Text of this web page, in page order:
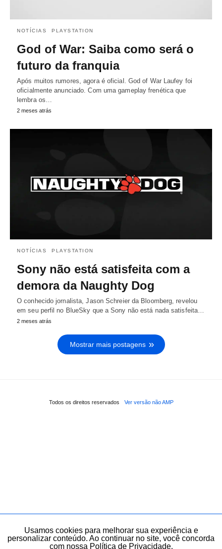
NOTÍCIAS PLAYSTATION
God of War: Saiba como será o
futuro da franquia
Após muitos rumores, agora é oficial. God of War Laufey foi
oficialmente anunciado. Com uma gameplay frenética que
lembra os…
2 meses atrás
NOTÍCIAS PLAYSTATION
Sony não está satisfeita com a
demora da Naughty Dog
O conhecido jornalista, Jason Schreier da Bloomberg, revelou
em seu perfil no BlueSky que a Sony não está nada satisfeita…
2 meses atrás
Mostrar mais postagens
Todos os direitos reservados Ver versão não AMP
Usamos cookies para melhorar sua experiência e
personalizar conteúdo. Ao continuar no site, você concorda
com nossa Política de Privacidade.